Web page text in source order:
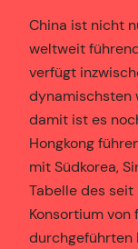
China ist nicht
weltweit
verfügt
dynamischsten
damit ist es
Hongkong
mit Südkorea,
Tabelle des
Konsortium von
durchgeführten